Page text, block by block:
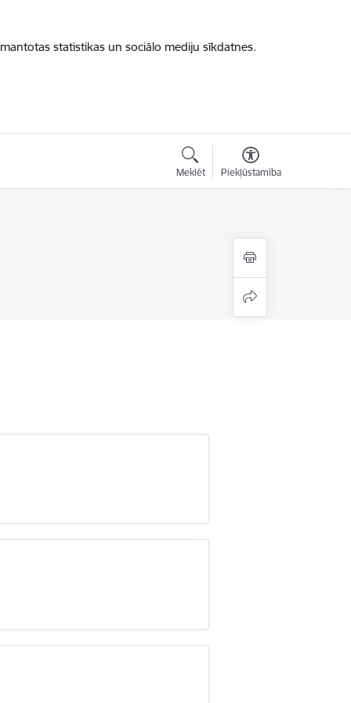
statistikas un sociālo mediju sīkdatnes.
Meklēt Piekļūstamība